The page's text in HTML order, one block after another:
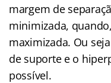
margem de
minimizada,
maximizada. Ou
de suporte e o
possível.